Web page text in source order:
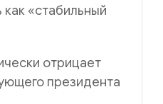
«стабильный
отрицает
президента